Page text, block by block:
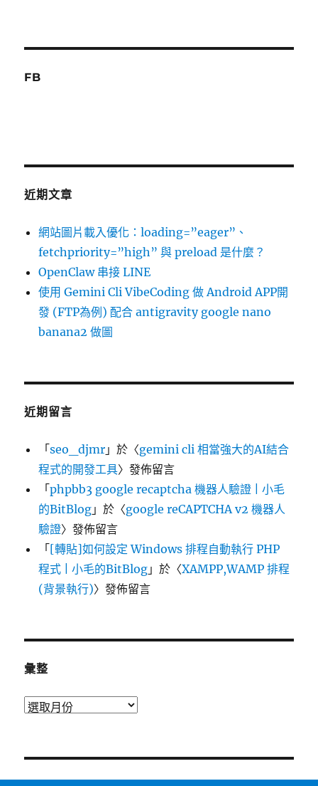
FB
近期文章
網站圖片載入優化：loading=”eager”、
fetchpriority=”high” 與 preload 是什麼？
OpenClaw 串接 LINE
使用 Gemini Cli VibeCoding 做 Android APP開
發 (FTP為例) 配合 antigravity google nano
banana2 做圖
近期留言
「seo_djmr 」於〈gemini cli 相當強大的AI結合
程式的開發工具〉發佈留言
「phpbb3 google recaptcha 機器人驗證 | 小毛
的BitBlog 」於〈google reCAPTCHA v2 機器人
驗證〉發佈留言
「[轉貼]如何設定 Windows 排程自動執行 PHP
程式 | 小毛的BitBlog 」於〈XAMPP,WAMP 排程
(背景執行)〉發佈留言
彙整
彙